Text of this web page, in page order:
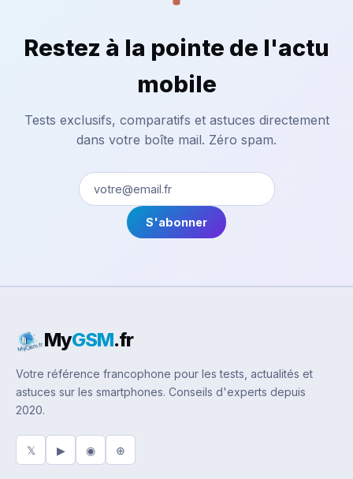
Restez à la pointe de l'actu
mobile
Tests exclusifs, comparatifs et astuces directement
dans votre boîte mail. Zéro spam.
S'abonner
MyGSM.fr
Votre référence francophone pour les tests, actualités et
astuces sur les smartphones. Conseils d'experts depuis
2020.
𝕏 ▶ ◉ ⊕